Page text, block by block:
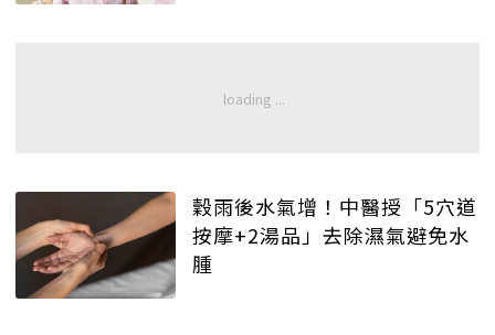
穀雨後水氣增！中醫授「5穴道
按摩+2湯品」去除濕氣避免水
腫